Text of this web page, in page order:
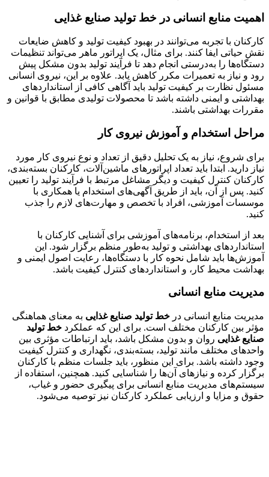
اهمیت منابع انسانی در خط تولید صنایع غذایی
کارکنان با تجربه می‌توانند در بهبود کیفیت تولید و کاهش ضایعات
نقش حیاتی ایفا کنند. برای مثال، یک اپراتور ماهر می‌تواند تنظیمات
دستگاه‌ها را به‌درستی انجام دهد تا فرآیند تولید بدون مشکل پیش
رود و نیاز به تعمیرات مکرر کاهش یابد. علاوه بر این، نیروی انسانی
مسئول نظارت بر کیفیت تولید باید آگاهی کافی از استانداردهای
بهداشتی و ایمنی داشته باشد تا محصولات تولیدی مطابق با قوانین و
مقررات بهداشتی باشند.
مراحل استخدام و آموزش نیروی کار
برای شروع، نیاز به یک تحلیل دقیق از تعداد و نوع نیروی کار مورد
نیاز دارید. ابتدا باید تعداد اپراتورهای ماشین‌آلات، کارکنان بسته‌بندی،
کارکنان کنترل کیفیت و دیگر مشاغل مرتبط با فرآیند تولید را تعیین
کنید. پس از آن، باید از طریق آگهی‌های استخدام یا همکاری با
موسسات آموزشی، افراد با تخصص و مهارت‌های لازم را جذب
کنید.
بعد از استخدام، برنامه‌های آموزشی برای آشنایی کارکنان با
استانداردهای بهداشتی و تولید به‌طور منظم برگزار شود. این
آموزش‌ها باید شامل نحوه کار با دستگاه‌ها، رعایت اصول ایمنی و
بهداشت محیط کار، و استانداردهای کنترل کیفیت باشد.
مدیریت منابع انسانی
مدیریت منابع انسانی در خط تولید صنایع غذایی به معنای هماهنگی
مؤثر بین کارکنان مختلف است. برای این که عملکرد خط تولید
صنایع غذایی روان و بدون مشکل باشد، باید ارتباطات مؤثری بین
واحدهای مختلف مانند تولید، بسته‌بندی، نگهداری و کنترل کیفیت
وجود داشته باشد. برای این منظور، باید جلسات منظم با کارکنان
برگزار کرده و نیازهای آن‌ها را شناسایی کنید. همچنین، استفاده از
سیستم‌های مدیریت منابع انسانی برای پیگیری حضور و غیاب،
حقوق و مزایا و ارزیابی عملکرد کارکنان نیز توصیه می‌شود.